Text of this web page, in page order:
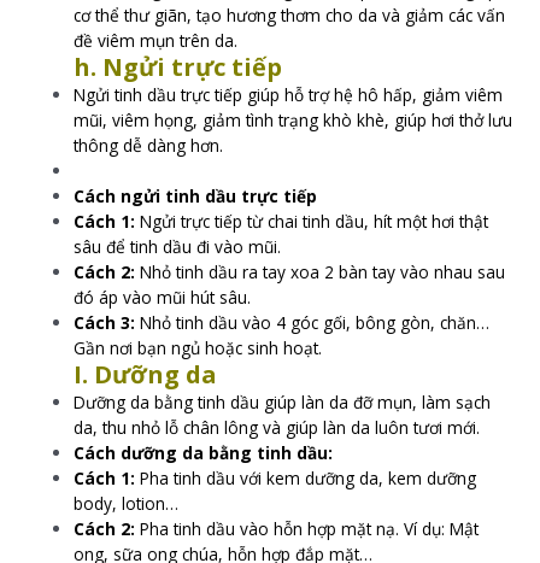
cơ thể thư giãn, tạo hương thơm cho da và giảm các vấn
đề viêm mụn trên da.
h. Ngửi trực tiếp
Ngửi tinh dầu trực tiếp giúp hỗ trợ hệ hô hấp, giảm viêm
mũi, viêm họng, giảm tình trạng khò khè, giúp hơi thở lưu
thông dễ dàng hơn.
Cách ngửi tinh dầu trực tiếp
Cách 1: Ngửi trực tiếp từ chai tinh dầu, hít một hơi thật
sâu để tinh dầu đi vào mũi.
Cách 2: Nhỏ tinh dầu ra tay xoa 2 bàn tay vào nhau sau
đó áp vào mũi hút sâu.
Cách 3: Nhỏ tinh dầu vào 4 góc gối, bông gòn, chăn…
Gần nơi bạn ngủ hoặc sinh hoạt.
I. Dưỡng da
Dưỡng da bằng tinh dầu giúp làn da đỡ mụn, làm sạch
da, thu nhỏ lỗ chân lông và giúp làn da luôn tươi mới.
Cách dưỡng da bằng tinh dầu:
Cách 1: Pha tinh dầu với kem dưỡng da, kem dưỡng
body, lotion…
Cách 2: Pha tinh dầu vào hỗn hợp mặt nạ. Ví dụ: Mật
ong, sữa ong chúa, hỗn hợp đắp mặt…